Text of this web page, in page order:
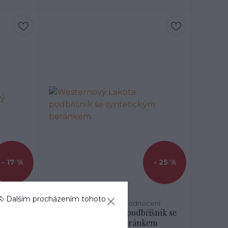
- 17 % - 25 %
1 hodnocení
Westernový Lakota podbřišník se
syntetickým beránkem
Dalším procházením tohoto